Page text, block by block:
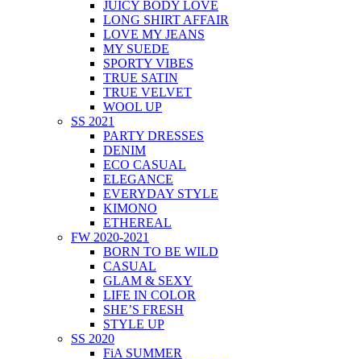
JUICY BODY LOVE
LONG SHIRT AFFAIR
LOVE MY JEANS
MY SUEDE
SPORTY VIBES
TRUE SATIN
TRUE VELVET
WOOL UP
SS 2021
PARTY DRESSES
DENIM
ECO CASUAL
ELEGANCE
EVERYDAY STYLE
KIMONO
ETHEREAL
FW 2020-2021
BORN TO BE WILD
CASUAL
GLAM & SEXY
LIFE IN COLOR
SHE’S FRESH
STYLE UP
SS 2020
FiA SUMMER